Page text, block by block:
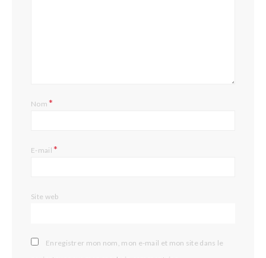
Nom*
E-mail*
Site web
Enregistrer mon nom, mon e-mail et mon site dans le